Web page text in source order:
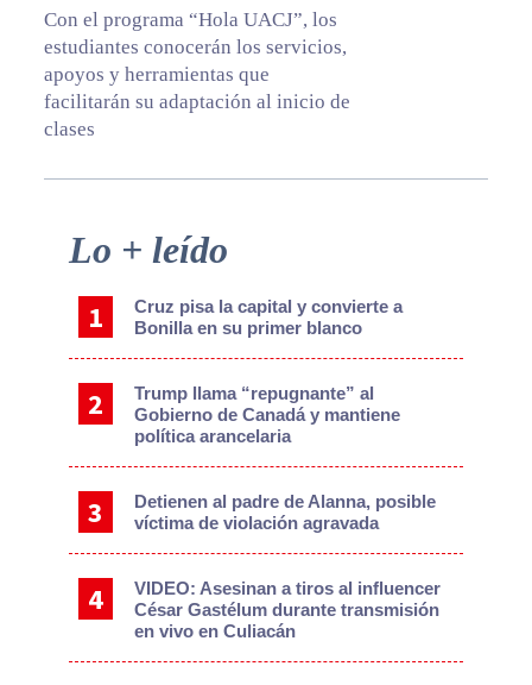
Con el programa “Hola UACJ”, los
estudiantes conocerán los servicios,
apoyos y herramientas que
facilitarán su adaptación al inicio de
clases
Primary
Lo + leído
Cruz pisa la capital y convierte a
Bonilla en su primer blanco
Trump llama “repugnante” al
Gobierno de Canadá y mantiene
política arancelaria
Detienen al padre de Alanna, posible
víctima de violación agravada
VIDEO: Asesinan a tiros al influencer
César Gastélum durante transmisión
en vivo en Culiacán